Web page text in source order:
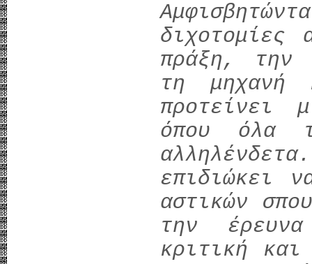
διχοτομίες
πράξη, την
τη μηχανή
προτείνει
όπου όλα
επιδιώκει
αστικών
την
κριτική και